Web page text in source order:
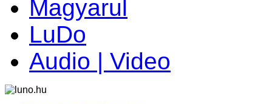
Magyarul
LuDo
Audio | Video